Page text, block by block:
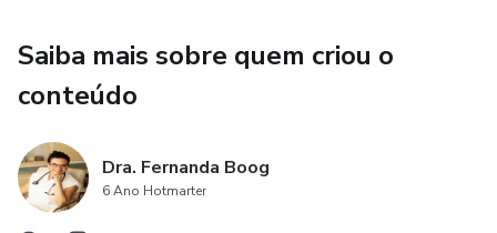
benefícios e limitações; como evitar efeitos indesejados e
apoiar o corpo de forma integrativa;
quais nutrientes e estratégias favorecem o equilíbrio e
previnem o “rebote”; como reencontrar uma relação mais
leve com o próprio corpo e com a comida.
Saiba mais sobre quem criou o
conteúdo
Dra. Fernanda Boog
6 Ano Hotmarter